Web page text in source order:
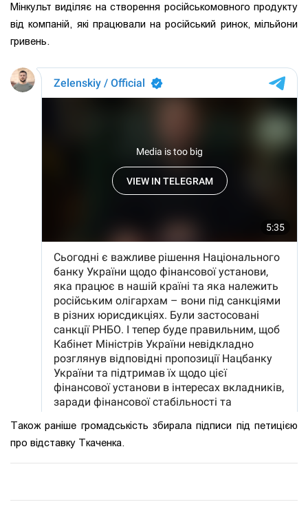
Мінкульт виділяє на створення російськомовного продукту
від компаній, які працювали на російський ринок, мільйони
гривень.
Також раніше громадськість збирала підписи під петицією
про відставку Ткаченка.